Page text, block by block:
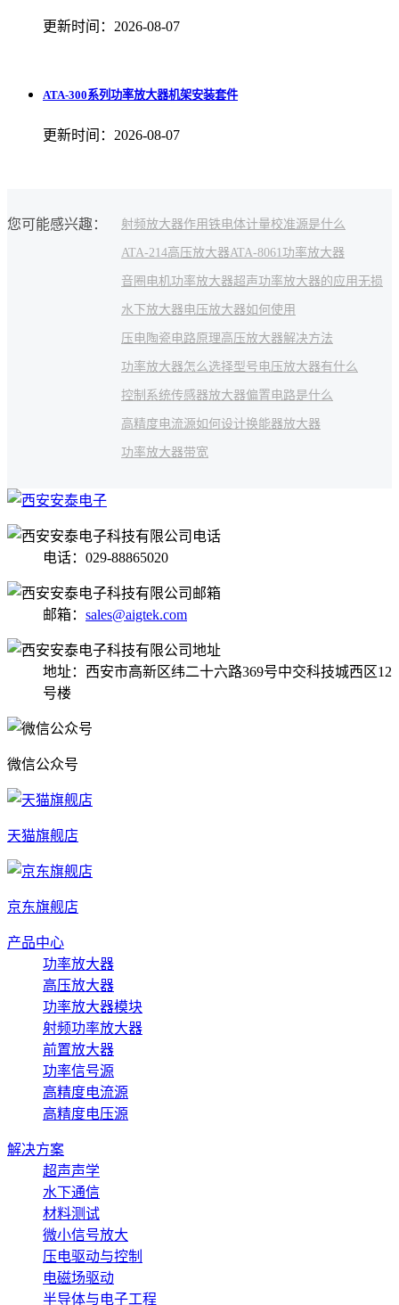
更新时间：2026-08-07
ATA-300系列功率放大器机架安装套件
更新时间：2026-08-07
您可能感兴趣： 射频放大器作用 铁电体计量校准源是什么
ATA-214高压放大器ATA-8061功率放大器
音圈电机功率放大器超声功率放大器的应用 无损
水下放大器电压放大器如何使用
压电陶瓷电路原理高压放大器解决方法
功率放大器怎么选择型号 电压放大器有什么
控制系统传感器放大器偏置电路是什么
高精度电流源如何设计换能器放大器
功率放大器带宽
电话：029-88865020
邮箱： sales@aigtek.com
地址：西安市高新区纬二十六路369号中交科技城西区12
号楼
微信公众号
天猫旗舰店
京东旗舰店
产品中心
功率放大器
高压放大器
功率放大器模块
射频功率放大器
前置放大器
功率信号源
高精度电流源
高精度电压源
解决方案
超声声学
水下通信
材料测试
微小信号放大
压电驱动与控制
电磁场驱动
半导体与电子工程